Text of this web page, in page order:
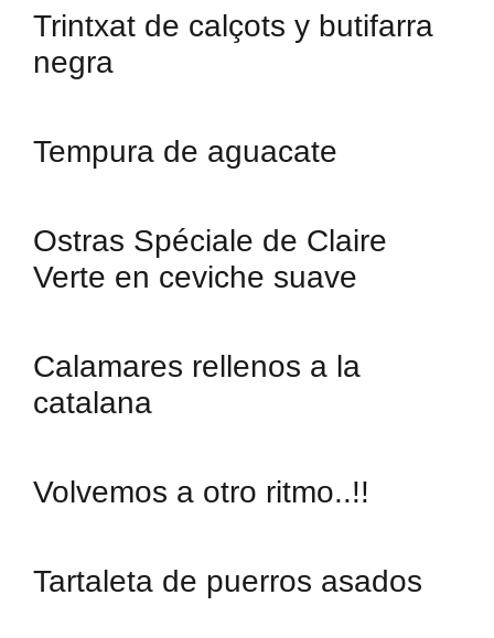
Trintxat de calçots y butifarra
negra
Tempura de aguacate
Ostras Spéciale de Claire
Verte en ceviche suave
Calamares rellenos a la
catalana
Volvemos a otro ritmo..!!
Tartaleta de puerros asados